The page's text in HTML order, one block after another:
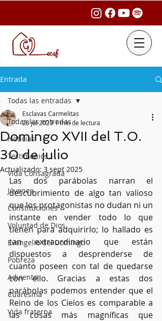
Entrada
Todas las entradas
Noticias
Testimonios
Vida Consagrada
Jóvenes
Constituciones
Voluntad de Dios
Evangelio del Domingo
Pobreza
Adviento
Cuaresma
Vida fraterna
Todas las entradas
Domingo XVII del T.O.
30 de julio
Esclavas Carmelitas
28 jul 20231 min de lectura
Actualizado: 3 sept 2025
Las dos parábolas narran el
descubrimiento de algo tan valioso
que los protagonistas no dudan ni un
instante en vender todo lo que
tienen para adquirirlo; lo hallado es
tan extraordinario que están
dispuestos a desprenderse de
cuanto poseen con tal de quedarse
con ello. Gracias a estas dos
parábolas podemos entender que el
Reino de los Cielos es comparable a
las cosas más magníficas que